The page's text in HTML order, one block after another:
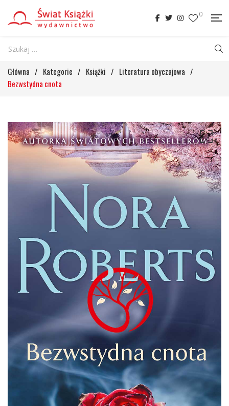
0
Główna / Kategorie / Książki / Literatura obyczajowa /
Bezwstydna cnota